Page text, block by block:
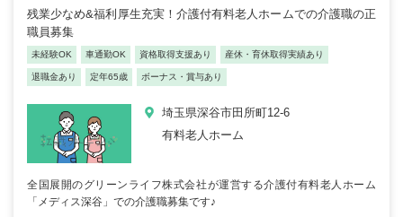
残業少なめ&福利厚生充実！介護付有料老人ホームでの介護職の正
職員募集
未経験OK 車通勤OK 資格取得支援あり 産休・育休取得実績あり
退職金あり 定年65歳 ボーナス・賞与あり
埼玉県深谷市田所町12-6
有料老人ホーム
全国展開のグリーンライフ株式会社が運営する介護付有料老人ホーム
「メディス深谷」での介護職募集です♪